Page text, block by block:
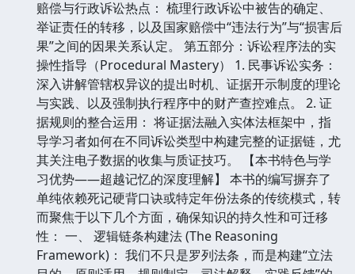
赔偿与行政诉讼热点： 梳理行政诉讼中被告的确定、
举证责任的转移，以及国家赔偿中“违法行为”与“损害后
果”之间的因果关系认定。 第五部分：诉讼程序法的实
操性指导（Procedural Mastery） 1. 民事诉讼实务：
深入讲解管辖权异议的提出时机、证据开示制度的理论
与实践、以及强制执行程序中的财产查控难点。 2. 证
据规则的整合运用： 将证据法融入实体法框架中，指
导学习者如何在不同诉讼类型中构建完整的证据链，尤
其关注电子数据的收集与质证技巧。 【本书特色与学
习优势——超越记忆的深度理解】 本书的编写摒弃了
单纯依赖死记硬背口诀或特定年份法条的传统模式，转
而聚焦于以下几个方面，确保知识的持久性和可迁移
性： 一、 逻辑链条构建法 (The Reasoning
Framework)： 我们不只是罗列法条，而是构建“立法